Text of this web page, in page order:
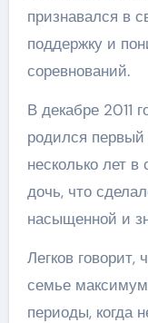
признавался в
поддержку и
соревнований.
В декабре 2011
родился
несколько лет
дочь, что
насыщенной и
Легков говорит,
семье
периоды, когда